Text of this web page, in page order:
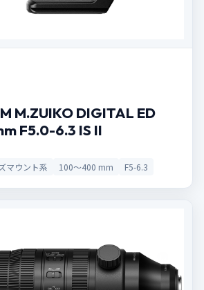
M.ZUIKO DIGITAL ED
F5.0-6.3 IS II
マウント系 100～400 mm F5-6.3